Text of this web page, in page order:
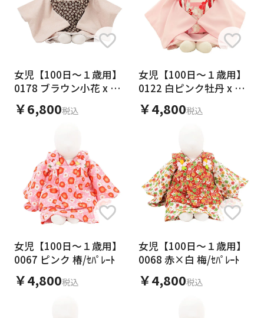
女児【100日～１歳用】
0178 ブラウン小花 x ベ
ージュ/セパレート
￥6,800税込
女児【100日～１歳用】
0122 白ピンク牡丹 x 薄
ピンク/セパレート
￥4,800税込
女児【100日～１歳用】
0067 ピンク 椿/ｾﾊﾟﾚｰﾄ
￥4,800税込
女児【100日～１歳用】
0068 赤×白 梅/ｾﾊﾟﾚｰﾄ
￥4,800税込